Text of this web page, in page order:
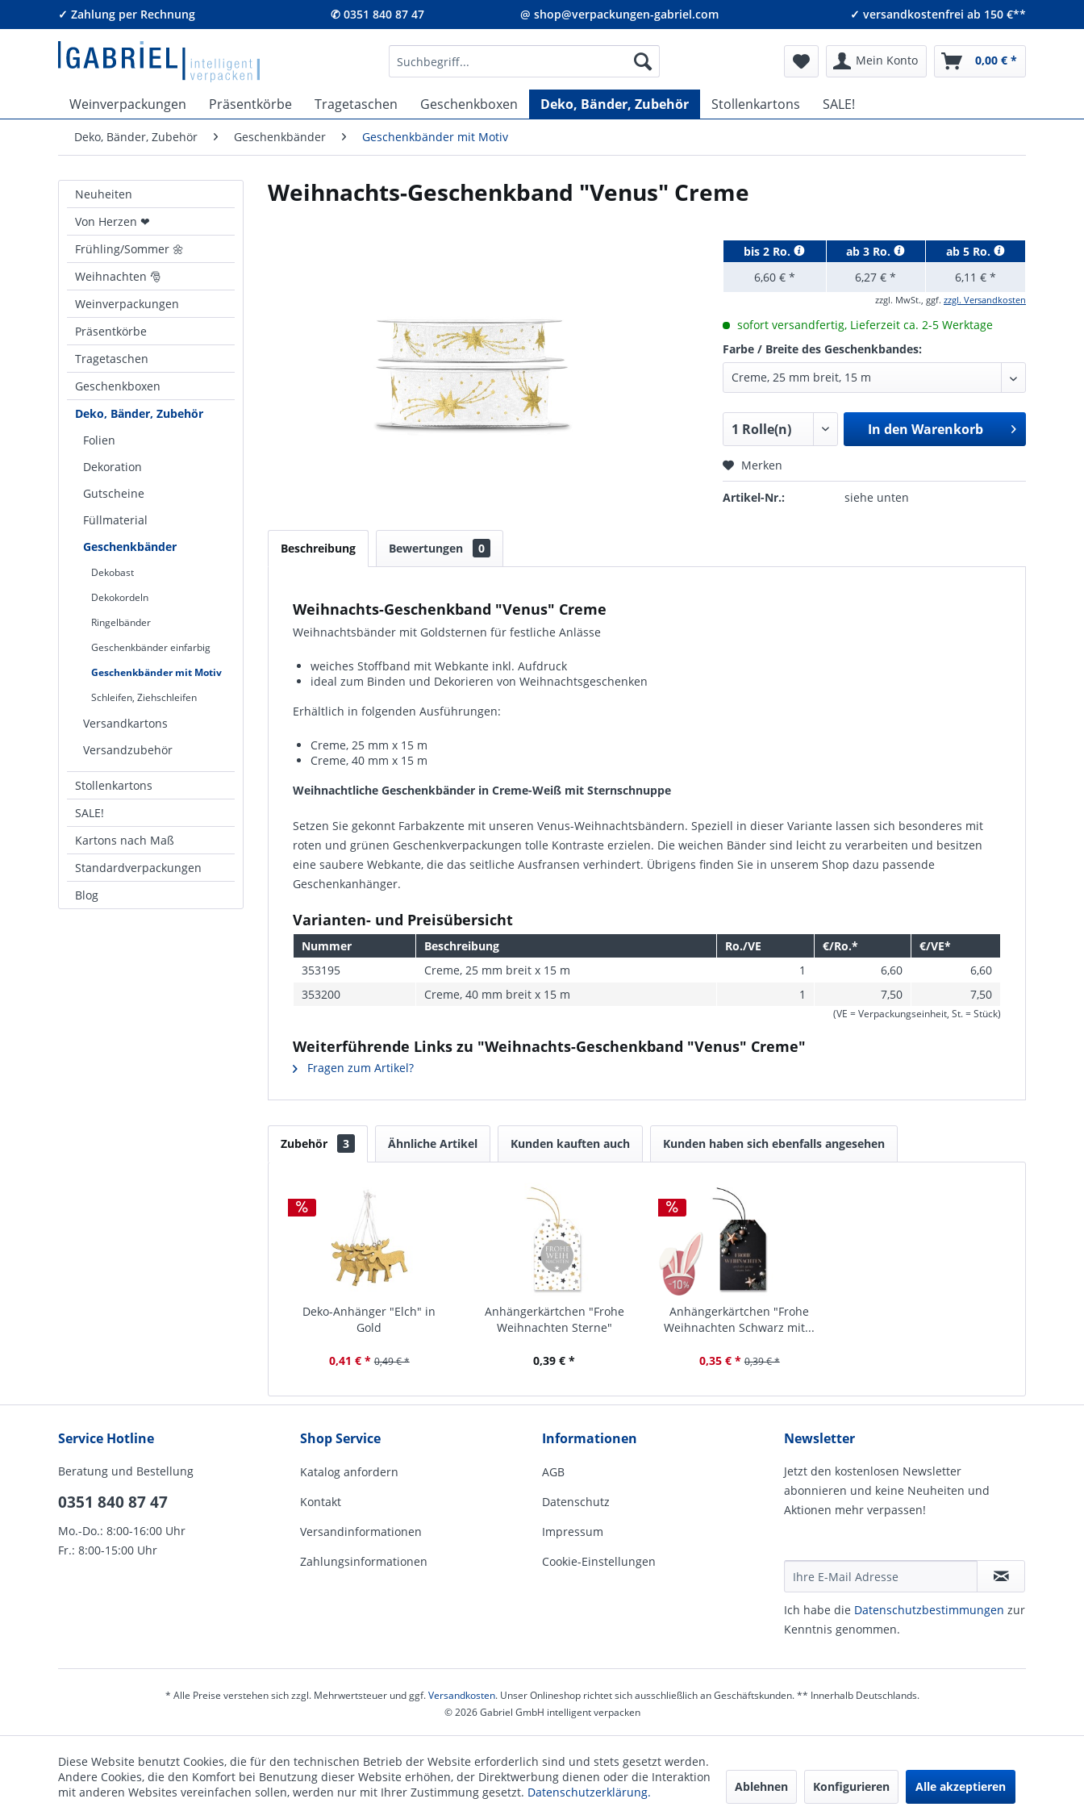
✓ Zahlung per Rechnung ✆ 0351 840 87 47 @ shop@verpackungen-gabriel.com ✓ versandkostenfrei ab 150 €**
Mein Konto 0,00 € *
Weinverpackungen Präsentkörbe Tragetaschen Geschenkboxen Deko, Bänder, Zubehör Stollenkartons SALE!
Deko, Bänder, Zubehör Geschenkbänder Geschenkbänder mit Motiv
Neuheiten
Von Herzen ❤
Frühling/Sommer 🌼
Weihnachten 🎅
Weinverpackungen
Präsentkörbe
Tragetaschen
Geschenkboxen
Deko, Bänder, Zubehör
Folien
Dekoration
Gutscheine
Füllmaterial
Geschenkbänder
Dekobast
Dekokordeln
Ringelbänder
Geschenkbänder einfarbig
Geschenkbänder mit Motiv
Schleifen, Ziehschleifen
Versandkartons
Versandzubehör
Stollenkartons
SALE!
Kartons nach Maß
Standardverpackungen
Blog
Weihnachts-Geschenkband "Venus" Creme
bis2 Ro. ab3 Ro. ab 5 Ro.
6,60 € *
6,27 € * 6,11 € *
zzgl. MwSt., ggf. zzgl. Versandkosten
sofort versandfertig, Lieferzeit ca. 2-5 Werktage
Farbe / Breite des Geschenkbandes:
In den Warenkorb
Merken
Artikel-Nr.: siehe unten
Beschreibung Bewertungen 0
Weihnachts-Geschenkband "Venus" Creme
Weihnachtsbänder mit Goldsternen für festliche Anlässe
weiches Stoffband mit Webkante inkl. Aufdruck
ideal zum Binden und Dekorieren von Weihnachtsgeschenken
Erhältlich in folgenden Ausführungen:
Creme, 25 mm x 15 m
Creme, 40 mm x 15 m
Weihnachtliche Geschenkbänder in Creme-Weiß mit Sternschnuppe
Setzen Sie gekonnt Farbakzente mit unseren Venus-Weihnachtsbändern. Speziell in dieser Variante lassen sich besonderes mit
roten und grünen Geschenkverpackungen tolle Kontraste erzielen. Die weichen Bänder sind leicht zu verarbeiten und besitzen
eine saubere Webkante, die das seitliche Ausfransen verhindert. Übrigens finden Sie in unserem Shop dazu passende
Geschenkanhänger.
Varianten- und Preisübersicht
Nummer Beschreibung Ro./VE €/Ro.*
€/VE*
353195
Creme, 25 mm breit x 15 m 1 6,60
6,60
353200
Creme, 40 mm breit x 15 m 1 7,50 7,50
(VE = Verpackungseinheit, St. = Stück)
Weiterführende Links zu "Weihnachts-Geschenkband "Venus" Creme"
Fragen zum Artikel?
Zubehör 3 Ähnliche Artikel Kunden kauften auch Kunden haben sich ebenfalls angesehen
Deko-Anhänger "Elch" in
Gold
0,41 € * 0,49 € *
Anhängerkärtchen "Frohe
Weihnachten Sterne"
0,39 € *
Anhängerkärtchen "Frohe
Weihnachten Schwarz mit...
0,35 € * 0,39 € *
Service Hotline
Beratung und Bestellung
0351 840 87 47
Mo.-Do.: 8:00-16:00 Uhr
Fr.: 8:00-15:00 Uhr
Shop Service
Katalog anfordern
Kontakt
Versandinformationen
Zahlungsinformationen
Informationen
AGB
Datenschutz
Impressum
Cookie-Einstellungen
Newsletter
Jetzt den kostenlosen Newsletter
abonnieren und keine Neuheiten und
Aktionen mehr verpassen!
Ich habe die Daten­schutz­be­stim­mungen zur
Kennt­nis genommen.
* Alle Preise verstehen sich zzgl. Mehrwertsteuer und ggf.Versandkosten. Unser Onlineshop richtet sich ausschließlich an Geschäftskunden. ** Innerhalb Deutschlands.
© 2026 Gabriel GmbH intelligent verpacken
Diese Website benutzt Cookies, die für den technischen Betrieb der Website erforderlich sind und stets gesetzt werden.
Andere Cookies, die den Komfort bei Benutzung dieser Website erhöhen, der Direktwerbung dienen oder die Interaktion
mit anderen Websites vereinfachen sollen, werden nur mit Ihrer Zustimmung gesetzt. Datenschutzerklärung. Ablehnen Konfigurieren Alle akzeptieren